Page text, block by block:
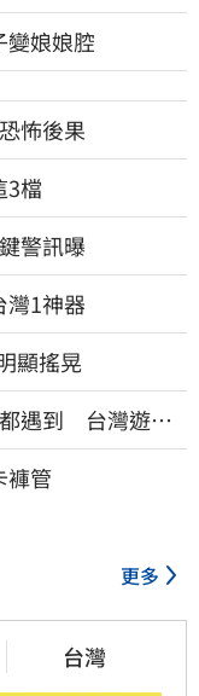
變娘娘腔
怖後果
3檔
警訊曝
灣1神器
顯搖晃
都遇到 台灣遊
褲管
更多
台灣